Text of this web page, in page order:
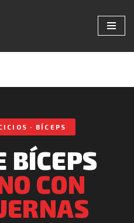
· BÍCEPS
BÍCEPS
CON